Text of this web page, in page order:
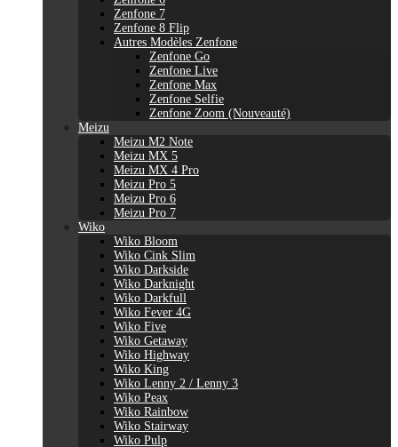
Zenfone 7
Zenfone 8 Flip
Autres Modèles Zenfone
Zenfone Go
Zenfone Live
Zenfone Max
Zenfone Selfie
Zenfone Zoom (Nouveauté)
Meizu
Meizu M2 Note
Meizu MX 5
Meizu MX 4 Pro
Meizu Pro 5
Meizu Pro 6
Meizu Pro 7
Wiko
Wiko Bloom
Wiko Cink Slim
Wiko Darkside
Wiko Darknight
Wiko Darkfull
Wiko Fever 4G
Wiko Five
Wiko Getaway
Wiko Highway
Wiko King
Wiko Lenny 2 / Lenny 3
Wiko Peax
Wiko Rainbow
Wiko Stairway
Wiko Pulp